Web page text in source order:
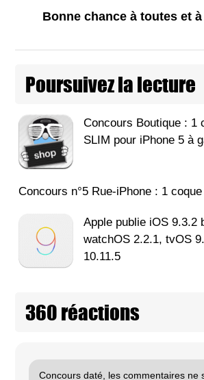
Bonne chance à toutes et
Poursuivez la lecture
Concours Boutique : 1
SLIM pour iPhone 5 à
Concours n°5 Rue-iPhone : 1
Apple publie iOS 9.3.2
watchOS 2.2.1, tvOS
10.11.5
360 réactions
Concours daté, les commentaires ne